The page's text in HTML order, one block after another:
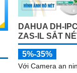
DAHUA DH-
ZAS-IL SẮT
5%-35%
Với Camera an